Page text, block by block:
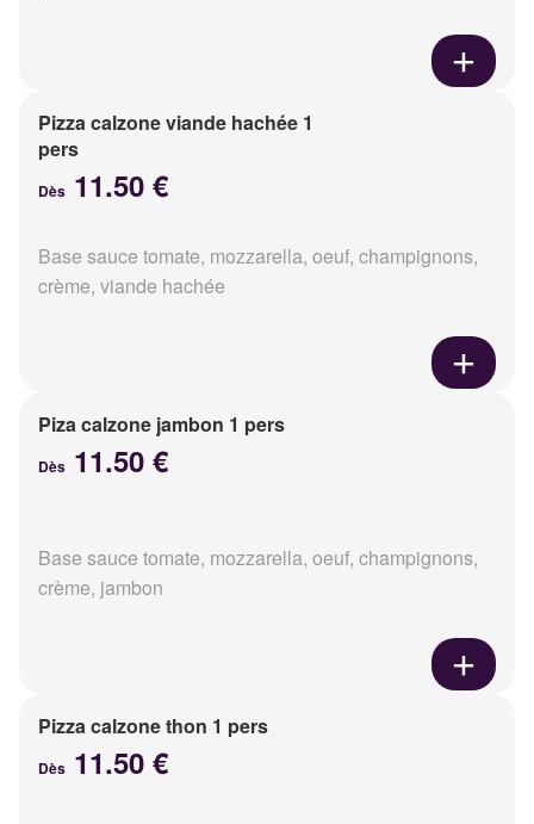
Pizza calzone viande hachée 1
pers
Dès 11.50 €
Base sauce tomate, mozzarella, oeuf, champignons,
crème, viande hachée
Piza calzone jambon 1 pers
Dès 11.50 €
Base sauce tomate, mozzarella, oeuf, champignons,
crème, jambon
Pizza calzone thon 1 pers
Dès 11.50 €